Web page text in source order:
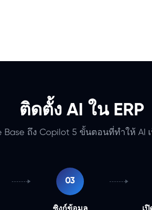
ติดตั้ง AI ใน ERP
Base ถึง Copilot 5 ขั้นตอนที่ทำให้ AI
03